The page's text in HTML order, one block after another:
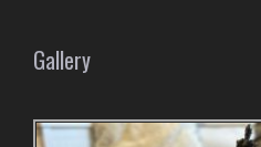
Gallery